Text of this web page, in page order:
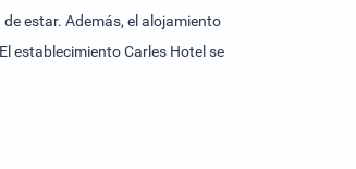
estar. Además, el alojamiento
establecimiento Carles Hotel se